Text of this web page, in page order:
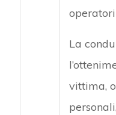
La
vittima,